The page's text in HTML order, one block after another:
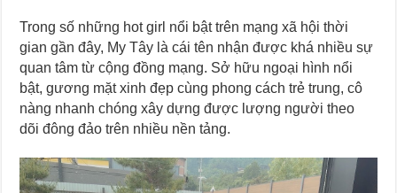
Trong số những hot girl nổi bật trên mạng xã hội thời
gian gần đây, My Tây là cái tên nhận được khá nhiều sự
quan tâm từ cộng đồng mạng. Sở hữu ngoại hình nổi
bật, gương mặt xinh đẹp cùng phong cách trẻ trung, cô
nàng nhanh chóng xây dựng được lượng người theo
dõi đông đảo trên nhiều nền tảng.